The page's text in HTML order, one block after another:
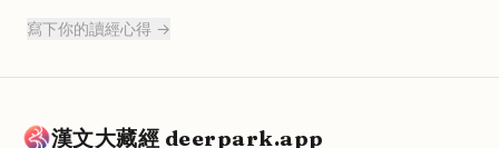
寫下你的讀經心得 →
漢文大藏經 deerpark.app